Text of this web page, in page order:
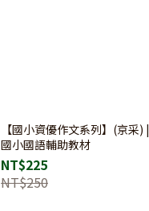
【國小資優作文系列】(京采) |
國小國語輔助教材
NT$225
NT$250